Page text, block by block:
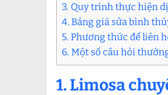
3. Quy trình thực hiện
4. Bảng giá sửa bình
5. Phương thức để liên
6. Một số câu hỏi
1. Limosa